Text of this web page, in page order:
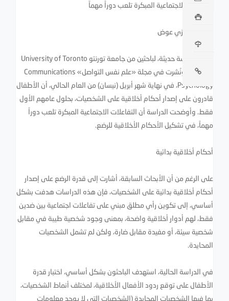
التفاعلات الاجتماعية المبكرة تلعب دوراً مهماً
د. هاني رمزي عوض
وجدت دراسة حديثة، لباحثين من جامعة تورنتو University of Toronto
في كندا، ونُشرت في مجلة «علم نفس التواصل» Communications
Psychology، في نهاية شهر أبريل (نيسان) من العام الحالي، أن الأطفال
قادرون على إصدار أحكام أخلاقية على الشخصيات، بحلول عامهم الأول
فقط. وأوضحت الدراسة أن التفاعلات الاجتماعية المبكرة تلعب دوراً
مهماً، في تشكيل الأحكام الأخلاقية للرضع.
أحكام أخلاقية بدائية
على الرغم من أن الأبحاث السابقة، أشارت إلى قدرة الرضع على إصدار
أحكام أخلاقية بدائية على الشخصيات، فإن هذه الدراسات هدفت بشكل
أساسي، إلى تكوين رأي مطلق مبني على تفاعلات اجتماعية بين ضدين
فقط، لهم أدوار أخلاقية واضحة، بمعنى وجود شخصية طيبة في مقابل
شخصية سيئة، أو مفيدة مقابل ضارة، ولكن لم تشمل الشخصيات
المحايدة.
في الدراسة الحالية، استهدف الباحثون بشكل أساسي، اختبار قدرة
الأطفال على توقع ردود الأفعال الأخلاقية، لمختلف أنماط الشخصيات،
بما فيها الشخصيات المحايدة (الشخصيات التي لا يوجد معلومات